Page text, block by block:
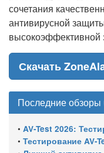
сочетания
антивирусной
Скачать
Последние обзоры
• AV-Test 2026: Тестирование
• Тестирование AV-Test